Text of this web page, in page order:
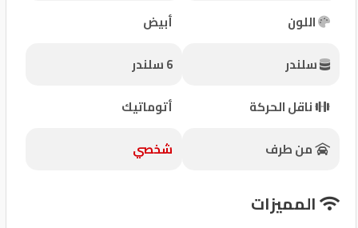
المنتدى
كيو
نمبر
كيو
كارز
اللون
أبيض
سلندر
6 سلندر
ناقل الحركة
أتوماتيك
من طرف
شخصي
المميزات